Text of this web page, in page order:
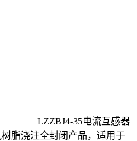
LZZBJ4-35电流互感器
脂浇注全封闭产品，适用于